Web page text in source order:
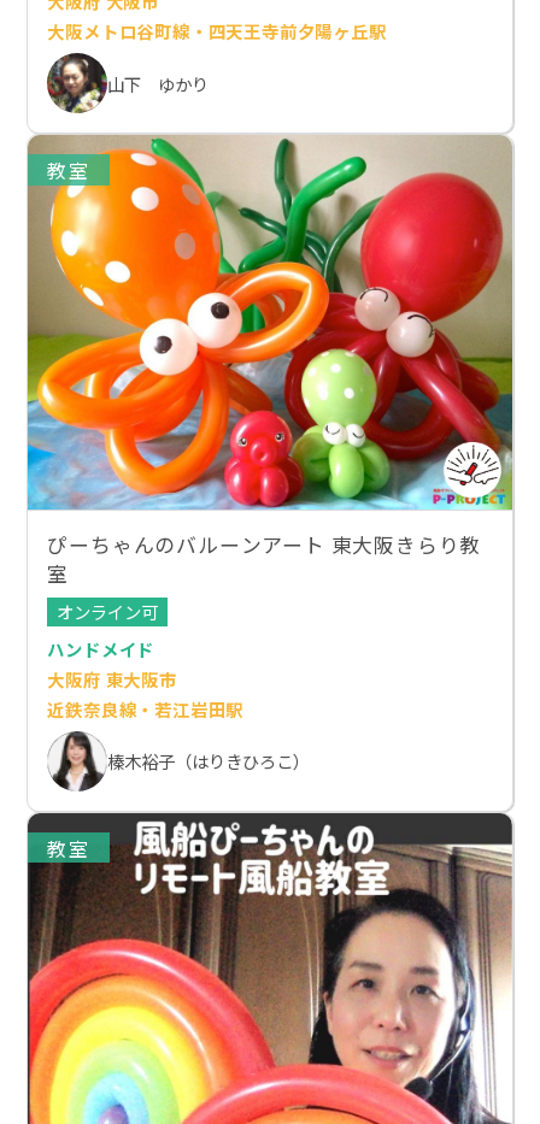
大阪メトロ谷町線・四天王寺前夕陽ヶ丘駅
山下 ゆかり
教室
ぴーちゃんのバルーンアート 東大阪きらり教
室
オンライン可
ハンドメイド
大阪府 東大阪市
近鉄奈良線・若江岩田駅
榛木裕子（はりきひろこ）
教室